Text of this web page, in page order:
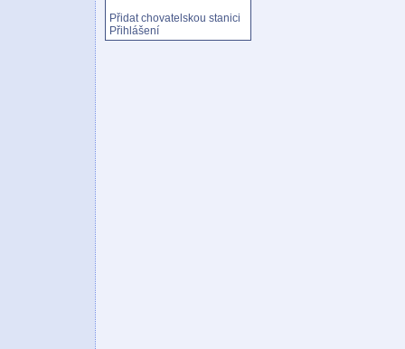
Přidat chovatelskou stanici
Přihlášení